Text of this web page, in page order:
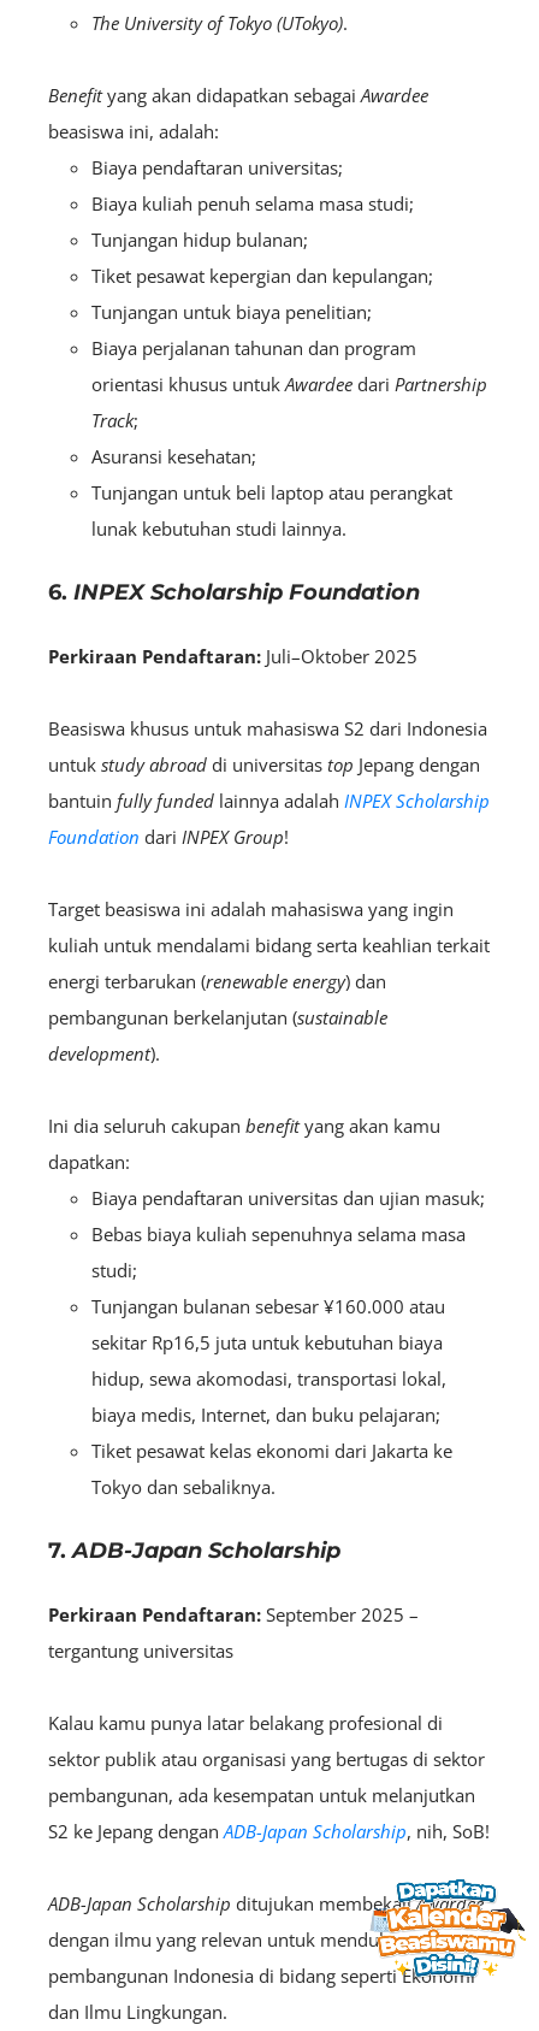
The University of Tokyo (UTokyo).
Benefityang akan didapatkan sebagai Awardee
beasiswa ini, adalah:
Biaya pendaftaran universitas;
Biaya kuliah penuh selama masa studi;
Tunjangan hidup bulanan;
Tiket pesawat kepergian dan kepulangan;
Tunjangan untuk biaya penelitian;
Biaya perjalanan tahunan dan program
orientasi khusus untuk Awardee dari Partnership
Track;
Asuransi kesehatan;
Tunjangan untuk beli laptop atau perangkat
lunak kebutuhan studi lainnya.
6. INPEX Scholarship Foundation
Perkiraan Pendaftaran: Juli–Oktober 2025
Beasiswa khusus untuk mahasiswa S2 dari Indonesia
untuk study abroad di universitas top Jepang dengan
bantuin fully funded lainnya adalah INPEX Scholarship
Foundation dari INPEX Group!
Target beasiswa ini adalah mahasiswa yang ingin
kuliah untuk mendalami bidang serta keahlian terkait
energi terbarukan (renewable energy) dan
pembangunan berkelanjutan (sustainable
development).
Ini dia seluruh cakupan benefityang akan kamu
dapatkan:
Biaya pendaftaran universitas dan ujian masuk;
Bebas biaya kuliah sepenuhnya selama masa
studi;
Tunjangan bulanan sebesar ¥160.000 atau
sekitar Rp16,5 juta untuk kebutuhan biaya
hidup, sewa akomodasi, transportasi lokal,
biaya medis, Internet, dan buku pelajaran;
Tiket pesawat kelas ekonomi dari Jakarta ke
Tokyo dan sebaliknya.
7.ADB-Japan Scholarship
Perkiraan Pendaftaran: September 2025 –
tergantung universitas
Kalau kamu punya latar belakang profesional di
sektor publik atau organisasi yang bertugas di sektor
pembangunan, ada kesempatan untuk melanjutkan
S2 ke Jepang dengan ADB-Japan Scholarship, nih, SoB!
ADB-Japan Scholarship ditujukan membekaliAwardee
dengan ilmu yang relevan untuk mendukung
pembangunan Indonesia di bidang seperti Ekonomi
dan Ilmu Lingkungan.